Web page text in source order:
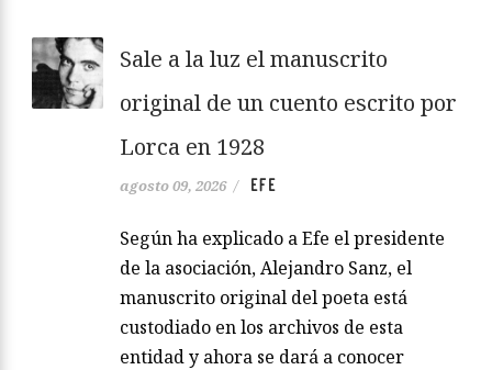
Sale a la luz el manuscrito
original de un cuento escrito por
Lorca en 1928
agosto 09, 2026 / EFE
Según ha explicado a Efe el presidente
de la asociación, Alejandro Sanz, el
manuscrito original del poeta está
custodiado en los archivos de esta
entidad y ahora se dará a conocer